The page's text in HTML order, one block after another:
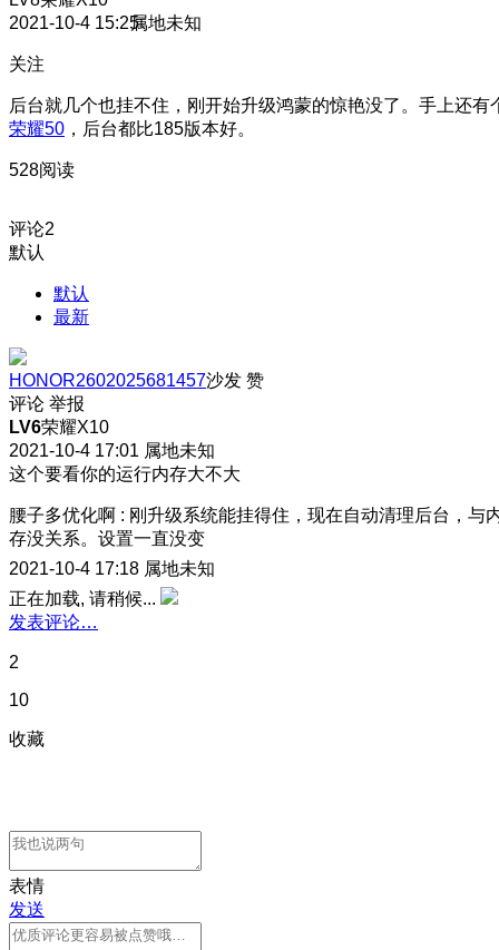
2021-10-4 15:25属地未知
关注
后台就几个也挂不住，刚开始升级鸿蒙的惊艳没了。手上还有
荣耀50 ，后台都比185版本好。
528阅读
评论2
默认
默认
最新
HONOR2602025681457沙发 赞
评论 举报
LV6荣耀X10
2021-10-4 17:01 属地未知
这个要看你的运行内存大不大
腰子多优化啊 : 刚升级系统能挂得住，现在自动清理后台，与
存没关系。设置一直没变
2021-10-4 17:18 属地未知
正在加载, 请稍候...
发表评论…
2
10
收藏
表情
发送